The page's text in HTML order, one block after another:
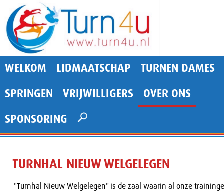
WELKOM LIDMAATSCHAP
TURNEN DAMES
SPRINGEN
VRIJWILLIGERS
OVER ONS
SPONSORING
TURNHAL NIEUW WELGELEGEN
"Turnhal Nieuw Welgelegen" is de zaal waarin al onze